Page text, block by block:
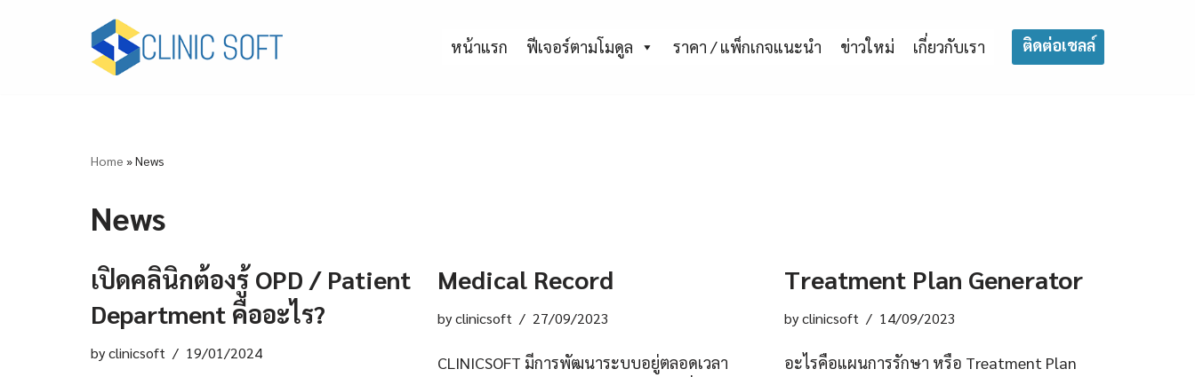
หน้าแรก ฟีเจอร์ตามโมดูล ราคา / แพ็กเกจแนะนำ ข่าวใหม่ เกี่ยวกับเรา ติดต่อเชลล์
Home »News
News
เปิดคลินิกต้องรู้ OPD / Patient
Department คืออะไร?
byclinicsoft 19/01/2024
Medical Record
byclinicsoft 27/09/2023
CLINICSOFT มีการพัฒนาระบบอยู่ตลอดเวลา
Treatment Plan Generator
byclinicsoft 14/09/2023
อะไรคือแผนการรักษา หรือ Treatment Plan